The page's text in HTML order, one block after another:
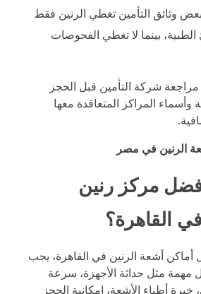
وثائق التأمين تغطي الرنين فقط
بينما لا تغطي الفحوصات
شركة التأمين قبل الحجز
وأسماء المراكز المتعاقدة معها
الرنين في مصر
مركز رنين
القاهرة؟
أشعة الرنين في القاهرة، يجب
مهمة مثل حداثة الأجهزة، سرعة
خبرة أطباء الأشعة، إمكانية الحجز